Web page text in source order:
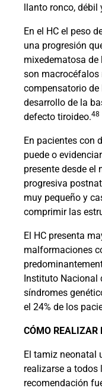
llanto ronco,
En el HC el peso
una progresión
mixedematosa
son macrocéfalos
compensatorio
desarrollo de la
defecto tiroideo.48
En pacientes con
puede o
presente desde el
progresiva
muy pequeño y
comprimir las
El HC presenta
malformaciones
Instituto Nacional
síndromes
el 24% de los
CÓMO REALIZAR
El tamiz neonatal
realizarse a todos
recomendación